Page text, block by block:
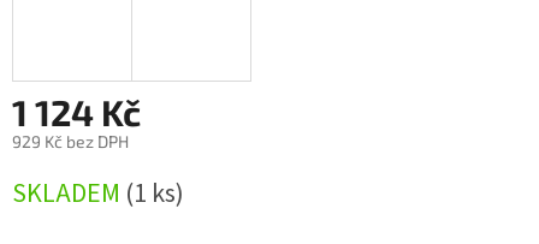
1 124 Kč
929 Kč bez DPH
cena:
SKLADEM (1 ks)